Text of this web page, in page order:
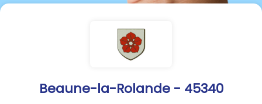
Beaune-la-Rolande - 45340